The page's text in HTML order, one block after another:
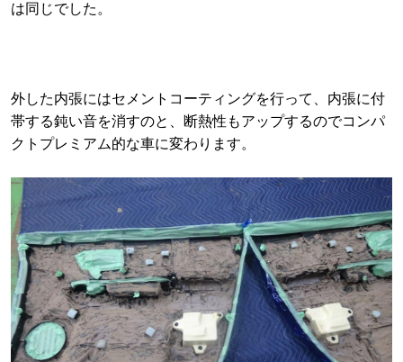
は同じでした。
外した内張にはセメントコーティングを行って、内張に付
帯する鈍い音を消すのと、断熱性もアップするのでコンパ
クトプレミアム的な車に変わります。